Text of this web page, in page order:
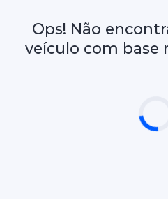
Ops! Não
veículo com base